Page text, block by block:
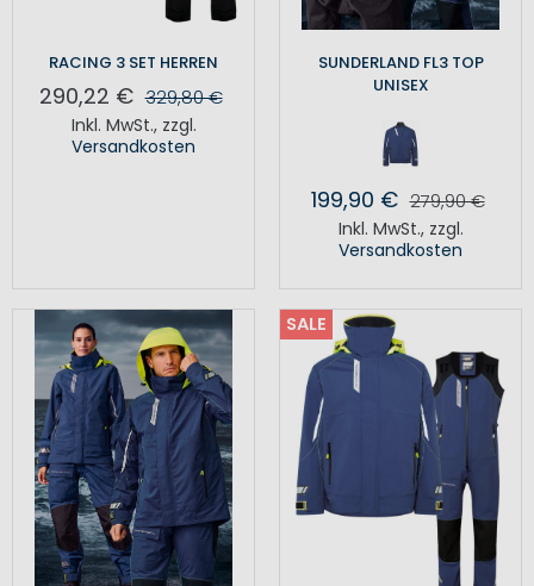
RACING 3 SET HERREN
290,22 € 329,80 €
Inkl. MwSt., zzgl.
Versandkosten
SUNDERLAND FL3 TOP
UNISEX
199,90 € 279,90 €
Inkl. MwSt., zzgl.
Versandkosten
SALE